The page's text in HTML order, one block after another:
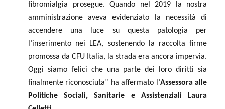
fibromialgia prosegue. Quando nel 2019 la nostra
amministrazione aveva evidenziato la necessità di
accendere una luce su questa patologia per
l’inserimento nei LEA, sostenendo la raccolta firme
promossa da CFU Italia, la strada era ancora impervia.
Oggi siamo felici che una parte dei loro diritti sia
finalmente riconosciuta” ha affermato l’Assessora alle
Politiche Sociali, Sanitarie e Assistenziali Laura